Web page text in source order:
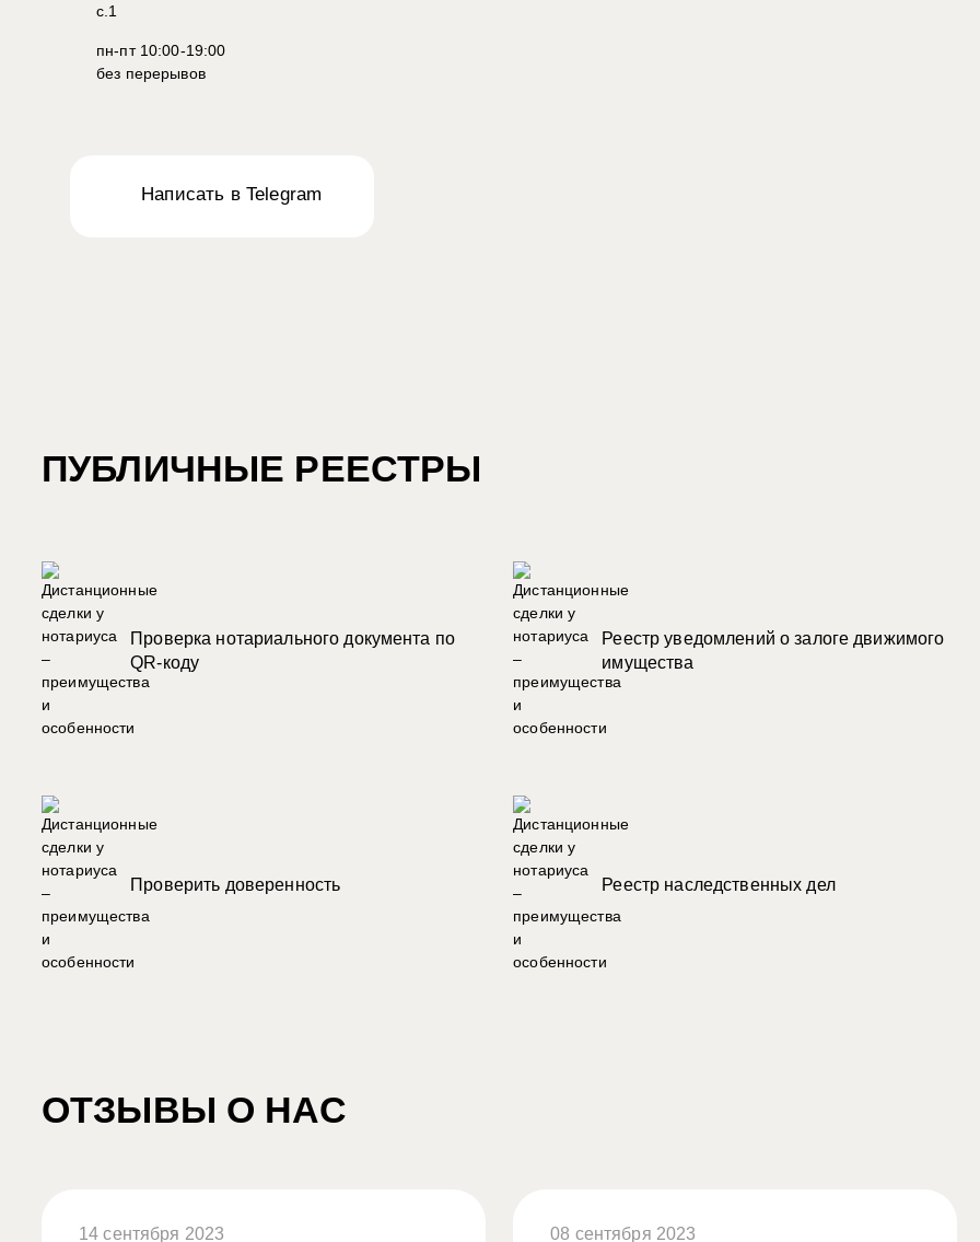
с.1
пн-пт 10:00-19:00
без перерывов
Написать в Telegram
ПУБЛИЧНЫЕ РЕЕСТРЫ
Проверка нотариального документа по
QR-коду
Реестр уведомлений о залоге движимого
имущества
Проверить доверенность Реестр наследственных дел
ОТЗЫВЫ О НАС
14 сентября 2023 08 сентября 2023